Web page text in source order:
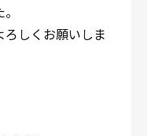
しくお願いしま